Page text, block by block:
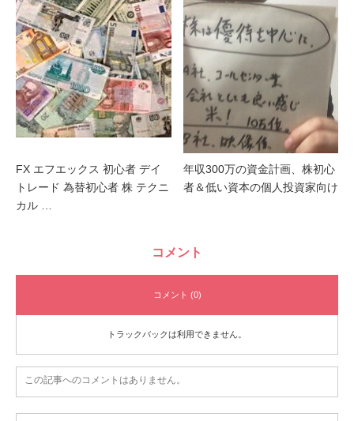
FX エフエックス 初心者 デイ
トレード 為替初心者 株 テクニ
カル …
年収300万の資金計画、株初心
者＆低い資本の個人投資家向け
コメント
コメント (0)
トラックバックは利用できません。
この記事へのコメントはありません。